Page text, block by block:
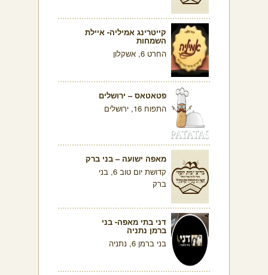
קייטרינג אמיליה- איילת
השמחות
החרט 6, אשקלון
פטאטאס – ירושלים
התפוח 16, ירושלים
מאפה ישועה – בני ברק
קדושת יום טוב 6, בני
ברק
דני בתי מאפה- בני
ברמן נתניה
בני ברמן 6, נתניה